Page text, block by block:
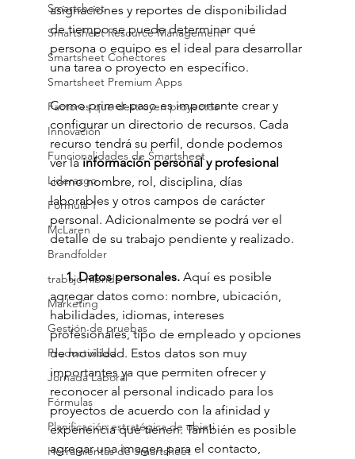
Smartsheet
Smartsheet Resource Management
Smartsheet Conectores
Smartsheet Premium Apps
Factores que destruyen proyectos
Innovación
Funcionalidades de Smartsheet
Liderazgo
Fórmula 1
McLaren
Brandfolder
trabajo híbrido
Marketing
Gestión de pruebas
Productividad
Jornada Laboral
Fórmulas
Planificación estratégica de objeti
Herramientas de Smartsheet
asignaciones y reportes de disponibilidad
de tiempo se puede determinar qué
persona o equipo es el ideal para desarrollar
una tarea o proyecto en específico.
Como primer paso es importante crear y
configurar un directorio de recursos. Cada
recurso tendrá su perfil, donde podemos
ver la información personal y profesional
como nombre, rol, disciplina, días
laborables y otros campos de carácter
personal. Adicionalmente se podrá ver el
detalle de su trabajo pendiente y realizado.
     1. Datos personales.
Aquí es posible
agregar datos como: nombre, ubicación,
habilidades, idiomas, intereses
profesionales, tipo de empleado y opciones
de movilidad. Estos datos son muy
importantes ya que permiten ofrecer y
reconocer al personal indicado para los
proyectos de acuerdo con la afinidad y
experiencia que tienen. También es posible
agregar una imagen para el contacto,